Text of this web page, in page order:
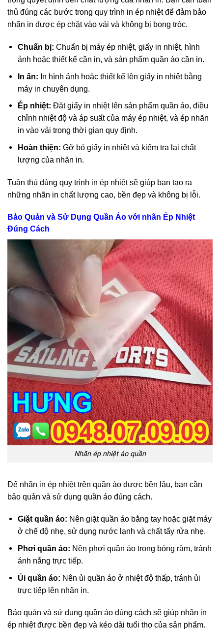
thủ đúng các bước trong quy trình in ép nhiệt để đảm bảo
nhãn in được ép chặt vào vải và không bị bong tróc.
Chuẩn bị: Chuẩn bị máy ép nhiệt, giấy in nhiệt, hình
ảnh hoặc thiết kế cần in, và sản phẩm quần áo cần in.
In ấn: In hình ảnh hoặc thiết kế lên giấy in nhiệt bằng
máy in chuyên dụng.
Ép nhiệt: Đặt giấy in nhiệt lên sản phẩm quần áo, điều
chỉnh nhiệt độ và áp suất của máy ép nhiệt, và ép nhãn
in vào vải trong thời gian quy định.
Hoàn thiện: Gỡ bỏ giấy in nhiệt và kiểm tra lại chất
lượng của nhãn in.
Tuân thủ đúng quy trình in ép nhiệt sẽ giúp bạn tạo ra
những nhãn in chất lượng cao, bền đẹp và không bị lỗi.
Bảo Quản và Sử Dụng Quần Áo với nhãn Ép Nhiệt
Đúng Cách
Nhãn ép nhiệt áo quần
Để nhãn in ép nhiệt trên quần áo được bền lâu, bạn cần
bảo quản và sử dụng quần áo đúng cách.
Giặt quần áo: Nên giặt quần áo bằng tay hoặc giặt máy
ở chế độ nhẹ, sử dụng nước lạnh và chất tẩy rửa nhẹ.
Phơi quần áo: Nên phơi quần áo trong bóng râm, tránh
ánh nắng trực tiếp.
Ủi quần áo: Nên ủi quần áo ở nhiệt độ thấp, tránh ủi
trực tiếp lên nhãn in.
Bảo quản và sử dụng quần áo đúng cách sẽ giúp nhãn in
ép nhiệt được bền đẹp và kéo dài tuổi thọ của sản phẩm.